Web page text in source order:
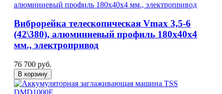
Виброрейка телескопическая Vmax 3,5-6
(42\380), алюминиевый профиль 180x40x4
мм., электропривод
76 700 руб.
В корзину